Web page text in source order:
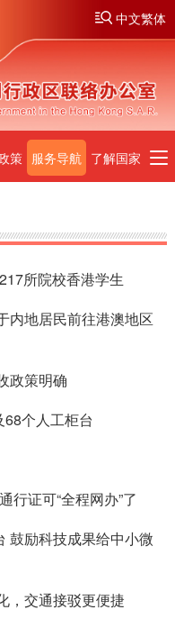
中文繁体
策 服务导航 了解国家
所院校香港学生
内地居民前往港澳地区
政策明确
个人工柜台
行证可“全程网办”了
鼓励科技成果给中小微
，交通接驳更便捷